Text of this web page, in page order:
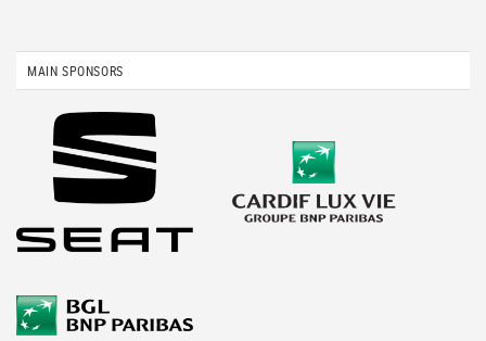
MAIN SPONSORS